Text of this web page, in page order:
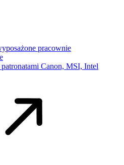
pracownie
Canon, MSI, Intel